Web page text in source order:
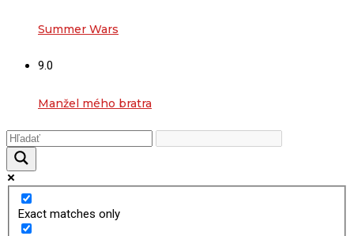
Summer Wars
9.0
Manžel mého bratra
Exact matches only